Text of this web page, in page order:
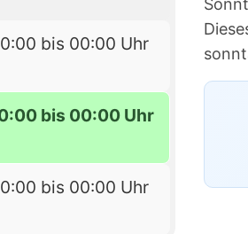
bis 00:00 Uhr
bis 00:00 Uhr
bis 00:00 Uhr